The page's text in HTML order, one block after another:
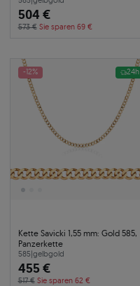
504 €
573 € Sie sparen 69 €
-12% 24h
Kette Savicki 1,55 mm: Gold 585,
Panzerkette
585|gelbgold
455 €
517 € Sie sparen 62 €